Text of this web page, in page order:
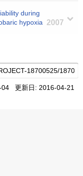
during
hypoxia
2007
04 更新日: 2016-04-21